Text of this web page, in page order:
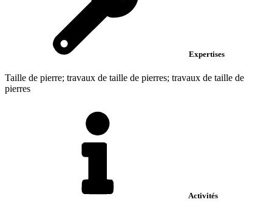
Expertises
Taille de pierre; travaux de taille de pierres; travaux de taille de
pierres
Activités